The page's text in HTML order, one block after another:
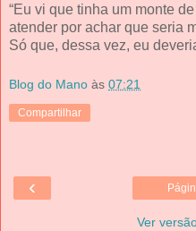
“Eu vi que tinha um monte
atender por achar que seria
Só que, dessa vez, eu
Blog do Mano às 07:21
Compartilhar
‹
Ver